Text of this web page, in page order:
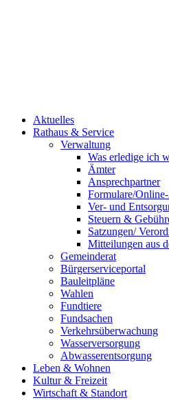
Aktuelles
Rathaus & Service
Verwaltung
Was erledige ich
Ämter
Ansprechpartner
Formulare/
Ver- und
Steuern &
Satzungen/
Mitteilungen aus
Gemeinderat
Bürgerserviceportal
Bauleitpläne
Wahlen
Fundtiere
Fundsachen
Verkehrsüberwachung
Wasserversorgung
Abwasserentsorgung
Leben & Wohnen
Kultur & Freizeit
Wirtschaft & Standort